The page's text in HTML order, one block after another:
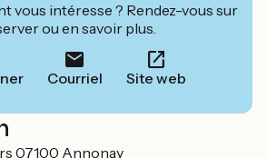
vous intéresse ? Rendez-vous sur
ou en savoir plus.
Courriel Site web
07100 Annonay